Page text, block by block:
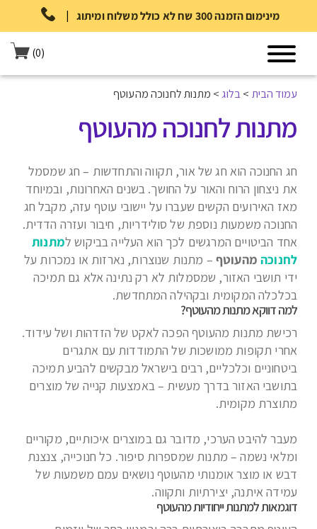
| מינימום הזמנה 300 שח לא כולל משלוח ומיתוג
(0)
עמוד הבית >בלוג > מתנות לחנוכה מהעוטף
מתנות לחנוכה מהעוטף
חג החנוכה הוא חג של אור, תקווה והתחדשות – חג שמסמל
את ניצחון הרוח והאור על החושך. בשנים האחרונות, ובמיוחד
מאז האירועים הקשים שעברו על יישובי עוטף עזה, מקבל חג
החנוכה משמעות נוספת של סולידריות, חיבור ועזרה הדדית.
אחד הביטויים המרגשים לכך הוא העלייה בביקוש למתנות
לחנוכהמהעוטף – מתנות שנוצרות, נארזות או נמכרות על
ידי תושבי האזור, שמסמלות לא רק נתינה אלא גם תמיכה
בכלכלה המקומית ובקהילה המתחדשת.
למה דווקא מתנות מהעוטף?
רכישת מתנות מהעוטף הפכה לאקט של הזדהות ושל עידוד.
אחרי תקופות ממושכות של התמודדות עם אתגרים
ביטחוניים וכלכליים, רבים בישראל מבקשים להביע תמיכה
בתושבי האזור בדרך מעשית – באמצעות קנייה של מוצרים
מתוצרת מקומית.
מעבר להיבט הערכי, מדובר גם במוצרים איכותיים, מקוריים
ומלאי נשמה – מתנות שמספרות סיפור. כל חנוכייה, צנצנת
דבש או מוצר אומנותי מהעוטף נושאים עמם משמעות של
עמידה איתנה, יצירתיות ותקווה.
דוגמאות למתנות ייחודיות מהעוטף